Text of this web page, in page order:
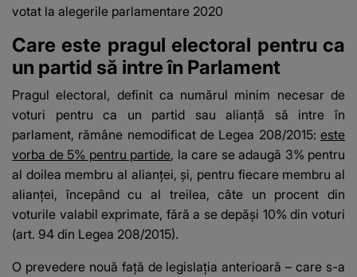
votat la alegerile parlamentare 2020
Care este pragul electoral pentru ca
un partid să intre în Parlament
Pragul electoral, definit ca numărul minim necesar de
voturi pentru ca un partid sau alianţă să intre în
parlament, rămâne nemodificat de Legea 208/2015: este
vorba de 5% pentru partide, la care se adaugă 3% pentru
al doilea membru al alianţei, şi, pentru fiecare membru al
alianţei, începând cu al treilea, câte un procent din
voturile valabil exprimate, fără a se depăşi 10% din voturi
(art. 94 din Legea 208/2015).
O prevedere nouă faţă de legislaţia anterioară – care s-a